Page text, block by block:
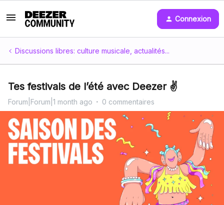
Connexion
Discussions libres: culture musicale, actualités...
Tes festivals de l’été avec Deezer ✌️
Forum|Forum|1 month ago 0 commentaires